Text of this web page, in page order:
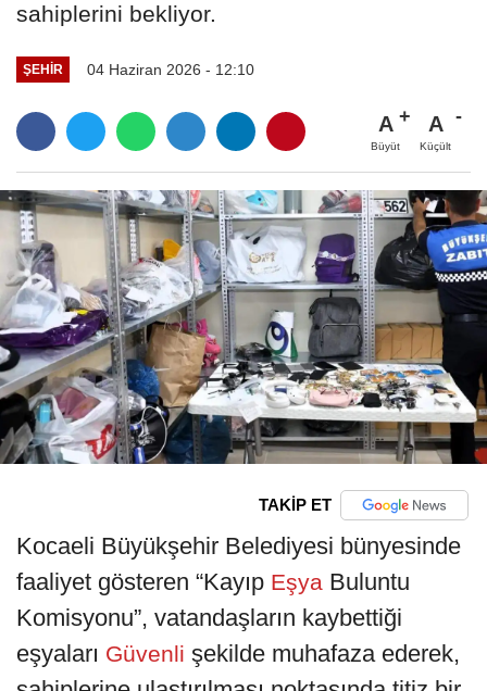
sahiplerini bekliyor.
ŞEHIR 04 Haziran 2026 - 12:10
A
Büyüt
A
Küçült
TAKİP ET
Kocaeli Büyükşehir Belediyesi bünyesinde
faaliyet gösteren “Kayıp Eşya Buluntu
Komisyonu”, vatandaşların kaybettiği
eşyaları Güvenli şekilde muhafaza ederek,